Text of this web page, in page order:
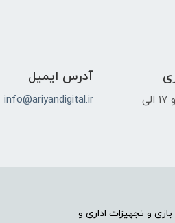
از 9 الی 14 و 17 الی
آدرس ایمیل
info@ariyandigital.ir
و تجهیزات اداری و